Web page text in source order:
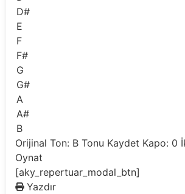
D#
E
F
F#
G
G#
A
A#
B
Orijinal Ton: B Tonu Kaydet Kapo: 0
Oynat
[aky_repertuar_modal_btn]
Yazdır